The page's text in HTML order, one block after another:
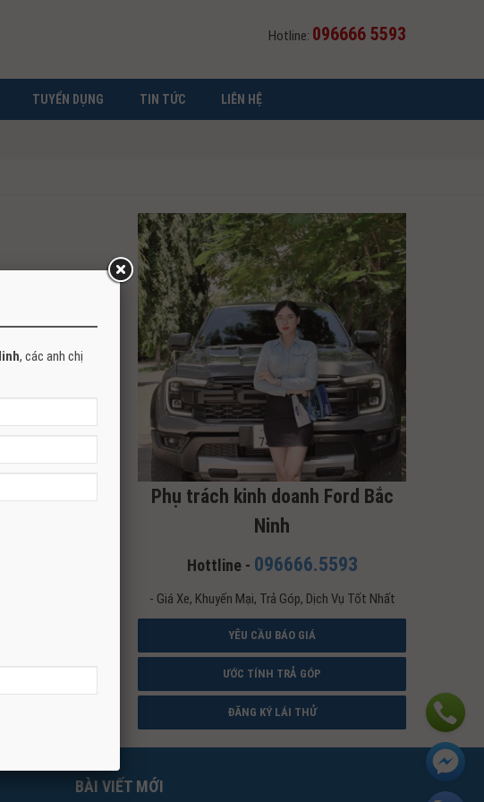
Hotline: 096666 5593
TUYỂN DỤNG TIN TỨC LIÊN HỆ
chi tiết, thông số kỹ
Phụ trách kinh doanh Ford Bắc
Ninh
Hottline - 096666.5593
- Giá Xe, Khuyến Mại, Trả Góp, Dịch Vụ Tốt Nhất
YÊU CẦU BÁO GIÁ
ƯỚC TÍNH TRẢ GÓP
ĐĂNG KÝ LÁI THỬ
BÀI VIẾT MỚI
, các anh chị